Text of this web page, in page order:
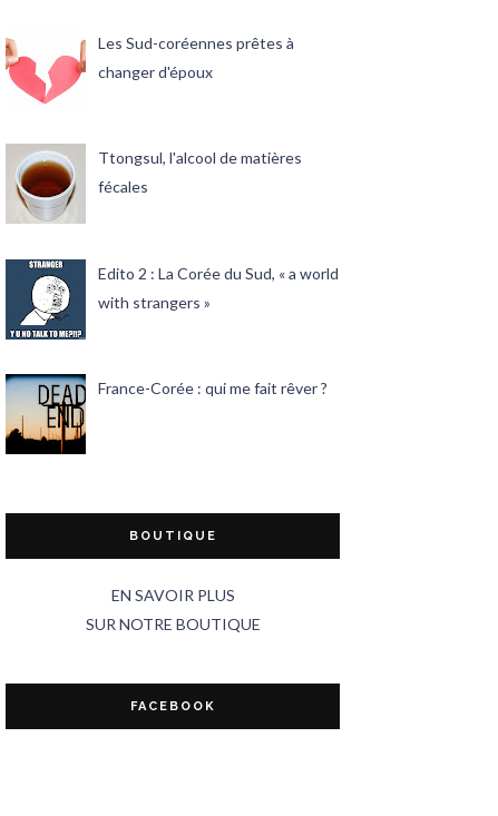
Les Sud-coréennes prêtes à
changer d'époux
Ttongsul, l'alcool de matières
fécales
Edito 2 : La Corée du Sud, « a world
with strangers »
France-Corée : qui me fait rêver ?
BOUTIQUE
EN SAVOIR PLUS
SUR NOTRE BOUTIQUE
FACEBOOK